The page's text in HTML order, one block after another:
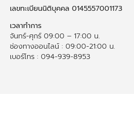
เลขทะเบียนนิติบุคคล 0145557001173
เวลาทำการ
จันทร์-ศุกร์ 09:00 – 17:00 น.
ช่องทางออนไลน์ : 09:00-21:00 น.
เบอร์โทร : 094-939-8953